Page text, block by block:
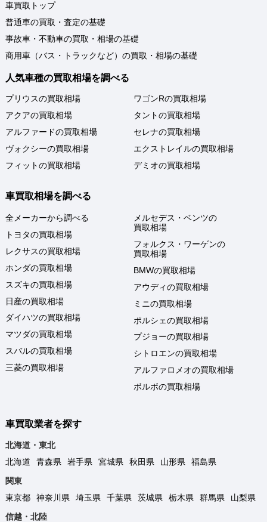
車買取トップ
普通車の買取・査定の基礎
事故車・不動車の買取・相場の基礎
商用車（バス・トラックなど）の買取・相場の基礎
人気車種の買取相場を調べる
プリウスの買取相場
アクアの買取相場
アルファードの買取相場
ヴォクシーの買取相場
フィットの買取相場
ワゴンRの買取相場
タントの買取相場
セレナの買取相場
エクストレイルの買取相場
デミオの買取相場
車買取相場を調べる
全メーカーから調べる
トヨタの買取相場
レクサスの買取相場
ホンダの買取相場
スズキの買取相場
日産の買取相場
ダイハツの買取相場
マツダの買取相場
スバルの買取相場
三菱の買取相場
メルセデス・ベンツの
買取相場
フォルクス・ワーゲンの
買取相場
BMWの買取相場
アウディの買取相場
ミニの買取相場
ポルシェの買取相場
プジョーの買取相場
シトロエンの買取相場
アルファロメオの買取相場
ボルボの買取相場
車買取業者を探す
北海道・東北
北海道
青森県 岩手県 宮城県 秋田県 山形県
福島県
関東
東京都
神奈川県 埼玉県 千葉県 茨城県 栃木県 群馬県
山梨県
信越・北陸